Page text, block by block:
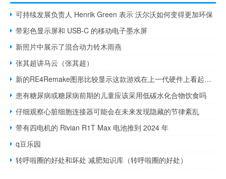
可持续发展负责人 Henrik Green 表示 沃尔沃如何变得更加环保
带彩色显示屏和 USB-C 的移动电子墨水屏
新照片中展示了混合动力铃木雨燕
张其超讲马云（张其超）
新的RE4Remake图形比较显示这款游戏在上一代硬件上看起来有多棒
患有糖尿病或糖尿病前期的儿童应该采用低碳水化合物饮食吗
仔细观察心脏细胞连接器可能会在未来发现隐藏的节律紊乱
带有四电机的 Rivian R1T Max 电池推到 2024 年
q豆乐园
转呼啦圈的好处和坏处 减肥知识库（转呼啦圈的好处）